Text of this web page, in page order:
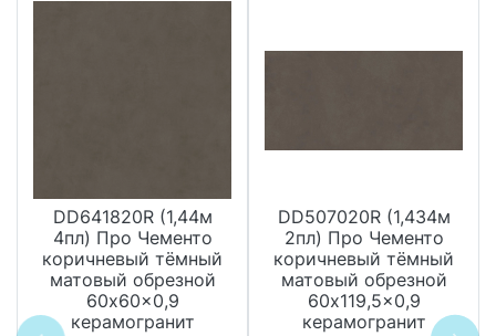
DD641820R (1,44м
4пл) Про Чементо
коричневый тёмный
матовый обрезной
60x60x0,9
керамогранит
DD507020R (1,434м
2пл) Про Чементо
коричневый тёмный
матовый обрезной
60x119,5x0,9
керамогранит